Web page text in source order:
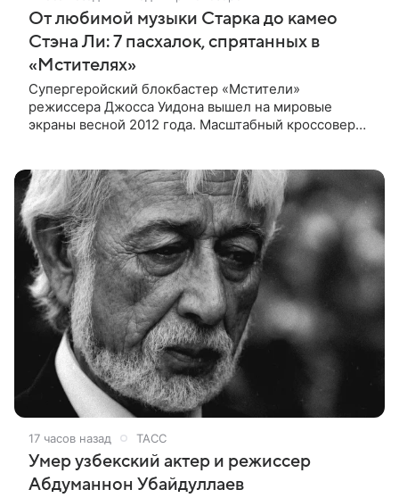
От любимой музыки Старка до камео
Стэна Ли: 7 пасхалок, спрятанных в
«Мстителях»
Супергеройский блокбастер «Мстители»
режиссера Джосса Уидона вышел на мировые
экраны весной 2012 года. Масштабный кроссовер
17 часов назад ТАСС
Умер узбекский актер и режиссер
Абдуманнон Убайдуллаев